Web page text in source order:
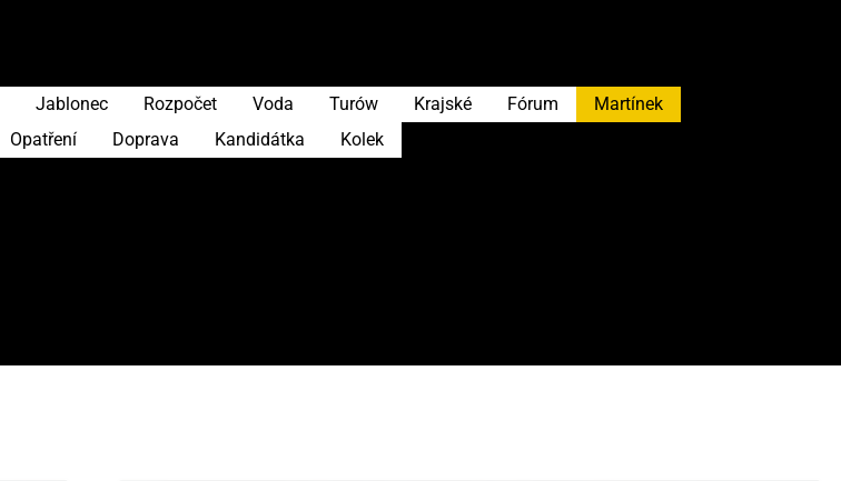
Jablonec Rozpočet Voda Turów Krajské Fórum
Martínek
Opatření Doprava Kandidátka Kolek